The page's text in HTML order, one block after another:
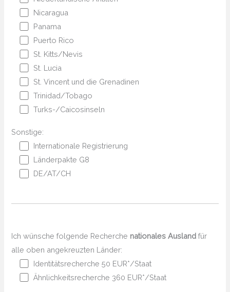
Nicaragua
Panama
Puerto Rico
St. Kitts/Nevis
St. Lucia
St. Vincent und die Grenadinen
Trinidad/Tobago
Turks-/Caicosinseln
Sonstige:
Internationale Registrierung
Länderpakte G8
DE/AT/CH
Ich wünsche folgende Recherche nationales Ausland für
alle oben angekreuzten Länder:
Identitätsrecherche 50 EUR*/Staat
Ähnlichkeitsrecherche 360 EUR*/Staat